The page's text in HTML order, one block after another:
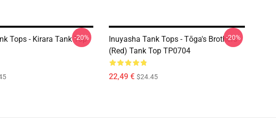
Tops - Kirara Tank Top
-20%
Inuyasha Tank Tops - Tōga's Brothers
(red) Tank Top TP0704
22,49 € $24.45
-20%